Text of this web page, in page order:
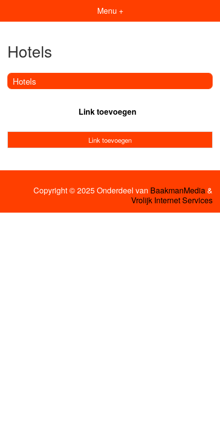
Menu +
Hotels
Hotels
Link toevoegen
Link toevoegen
Copyright © 2025 Onderdeel van BaakmanMedia&
Vrolijk Internet Services